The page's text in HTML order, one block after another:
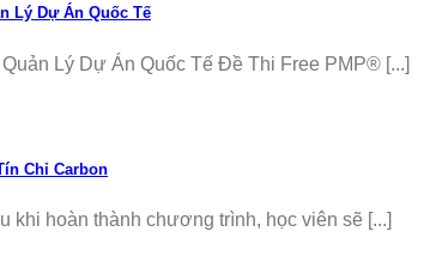
Lý Dự Án Quốc Tế
Lý Dự Án Quốc Tế Đề Thi Free PMP® [...]
Chỉ Carbon
khi hoàn thành chương trình, học viên sẽ [...]